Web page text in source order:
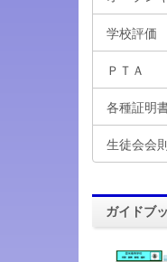
学校評価
ＰＴＡ
各種証明
生徒会会
ガイドブ